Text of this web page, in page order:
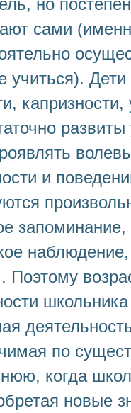
но
сами
учиться).
и
Поэтому
по
когда
новые